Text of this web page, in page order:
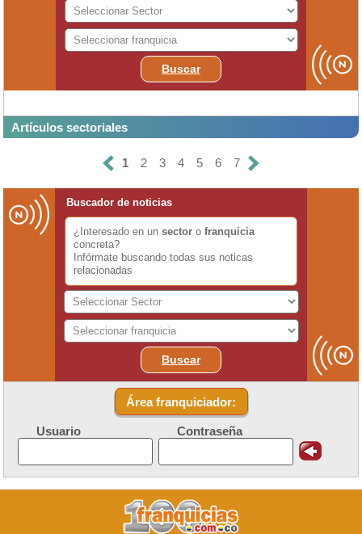
Buscar
Artículos sectoriales
1 2 3 4 5 6 7
Buscador de noticias
¿Interesado en un sector o franquicia
concreta?
Infórmate buscando todas sus noticas
relacionadas
Buscar
Área franquiciador:
Usuario Contraseña